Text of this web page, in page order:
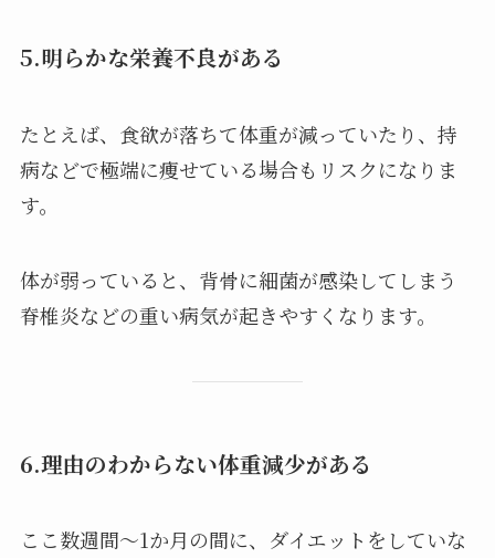
5.明らかな栄養不良がある
たとえば、食欲が落ちて体重が減っていたり、持
病などで極端に痩せている場合もリスクになりま
す。
体が弱っていると、背骨に細菌が感染してしまう
脊椎炎などの重い病気が起きやすくなります。
6.理由のわからない体重減少がある
ここ数週間〜1か月の間に、ダイエットをしていな